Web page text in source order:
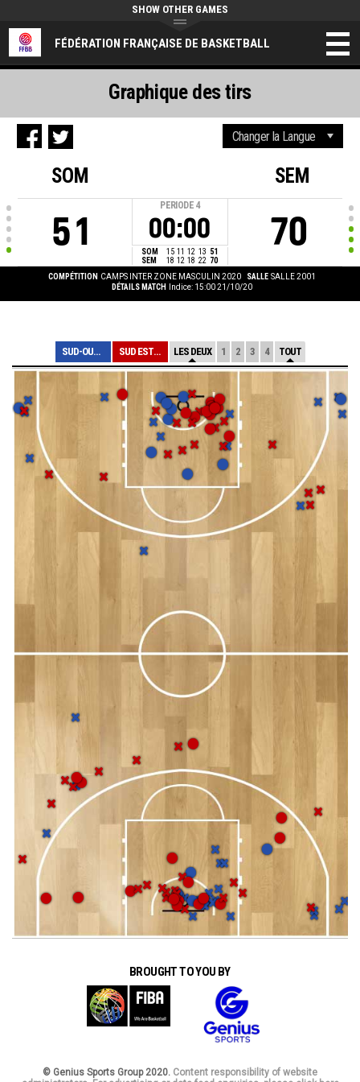
FÉDÉRATION FRANÇAISE DE BASKETBALL
SHOW OTHER GAMES
SOM
51
PERIODE 4
00:00
SOM 15 11 12 13 51
SEM
18 12 18 22 70
SEM
70
COMPÉTITION CAMPS INTER ZONE MASCULIN 2020 SALLE SALLE 2001
DÉTAILS MATCH
Indice: 15:00 21/10/20
Graphique des tirs
SUD-OUEST M SUD EST M LES DEUX 1 2 3 4 TOUT
BROUGHT TO YOU BY
© Genius Sports Group 2020. Content responsibility of website